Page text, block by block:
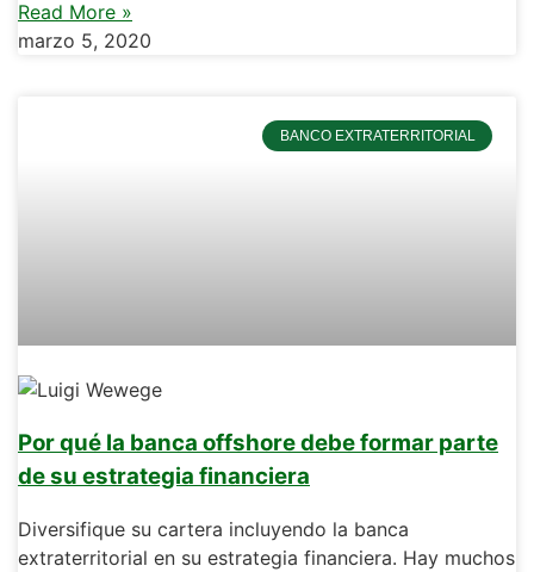
Read More »
marzo 5, 2020
BANCO EXTRATERRITORIAL
Por qué la banca offshore debe formar parte
de su estrategia financiera
Diversifique su cartera incluyendo la banca
extraterritorial en su estrategia financiera. Hay muchos